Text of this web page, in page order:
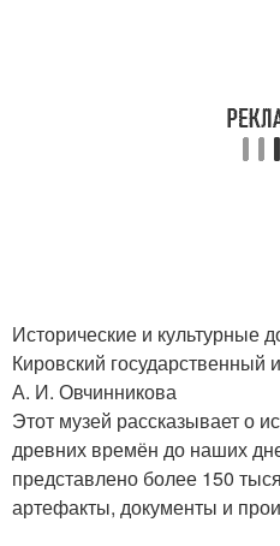
Исторические и культурные
Кировский государственный
А. И. Овчинникова
Этот музей рассказывает о
древних времён до наших
представлено более 150
артефакты, документы и